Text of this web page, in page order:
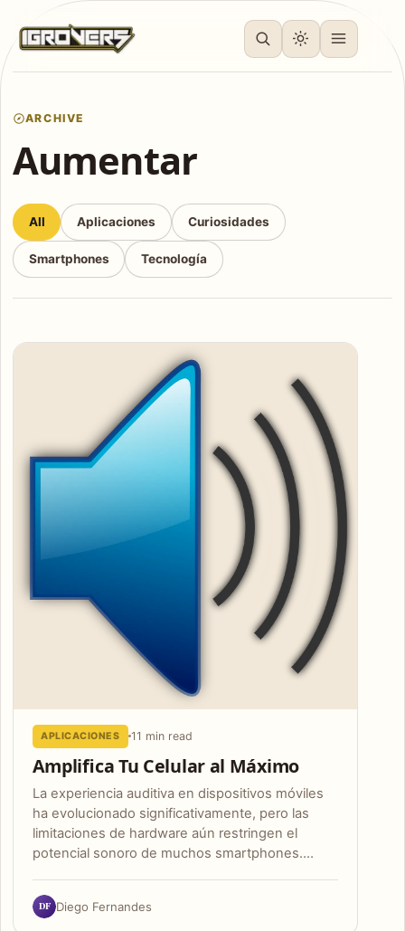
ARCHIVE
Aumentar
All Aplicaciones Curiosidades
Smartphones Tecnología
Articles
APLICACIONES 11 min read
Amplifica Tu Celular al Máximo
La experiencia auditiva en dispositivos móviles
ha evolucionado significativamente, pero las
limitaciones de hardware aún restringen el
potencial sonoro de muchos smartphones.…
DF Diego Fernandes